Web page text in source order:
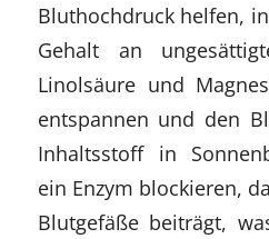
Bluthochdruck helfen,
Gehalt an
Linolsäure und
entspannen und den
Inhaltsstoff in
ein Enzym blockieren,
Blutgefäße beiträgt,